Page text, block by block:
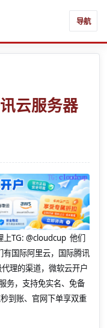
导航
云服务器
上TG: @cloudcup 他们
国际阿里云，国际腾讯
理的渠道，微软云开户
务，支持免实名、免备
到账、官网下单享双重